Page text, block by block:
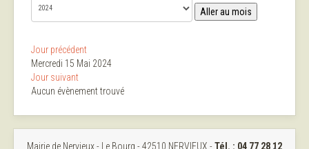
Aller au mois
Jour précédent
Mercredi 15 Mai 2024
Jour suivant
Aucun évènement trouvé
Mairie de Nervieux - Le Bourg - 42510 NERVIEUX -Tél. : 04 77 28 12